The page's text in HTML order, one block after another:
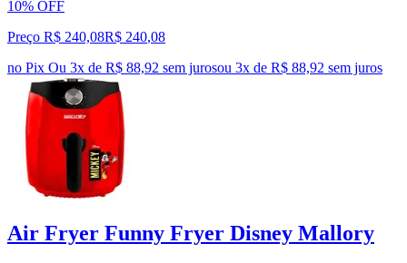
10% OFF
Preço R$ 240,08R$ 240,08
no Pix Ou 3x de R$ 88,92 sem jurosou 3x de R$ 88,92 sem juros
Air Fryer Funny Fryer Disney Mallory